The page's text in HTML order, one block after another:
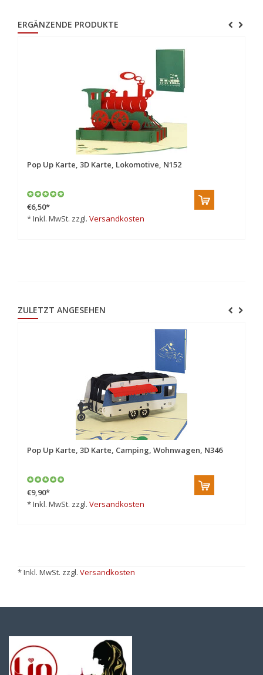
ERGÄNZENDE PRODUKTE
Pop Up Karte, 3D Karte, Lokomotive, N152
€6,50*
* Inkl. MwSt. zzgl. Versandkosten
ZULETZT ANGESEHEN
Pop Up Karte, 3D Karte, Camping, Wohnwagen, N346
€9,90*
* Inkl. MwSt. zzgl. Versandkosten
* Inkl. MwSt. zzgl. Versandkosten